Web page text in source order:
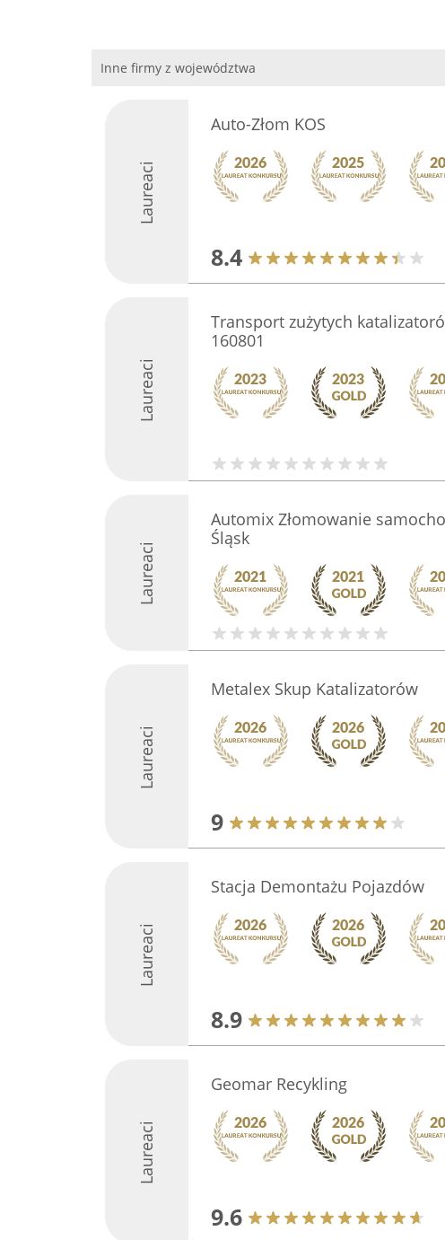
Inne firmy z województwa
Laureaci
Auto-Złom KOS
8.4
Laureaci
Transport zużytych
160801
Laureaci
Automix Złomowanie
Śląsk
Laureaci
Metalex Skup Katalizatorów
9
Laureaci
Stacja Demontażu Pojazdów
8.9
Laureaci
Geomar Recykling
9.6